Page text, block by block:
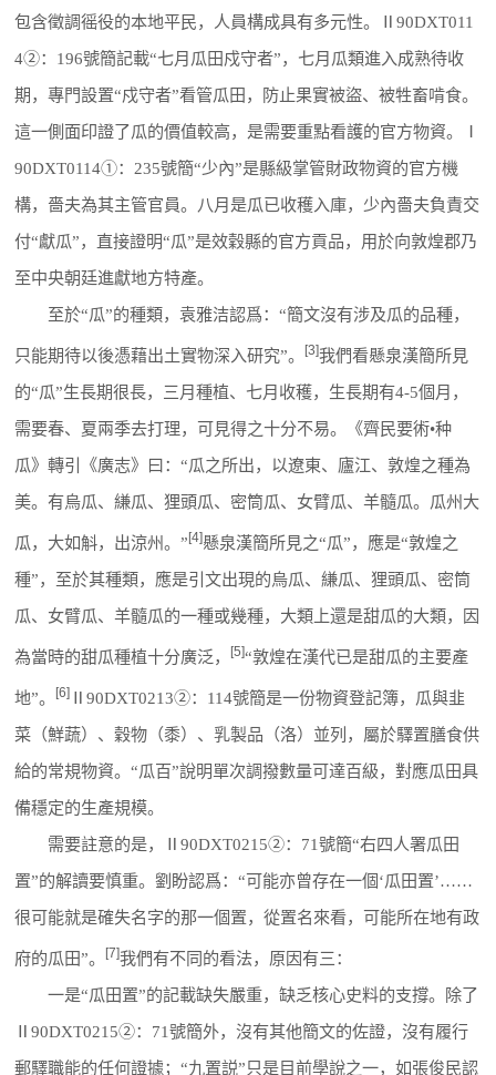
包含徵調徭役的本地平民，人員構成具有多元性。Ⅱ90DXT011
4②：196號簡記載“七月瓜田戍守者”，七月瓜類進入成熟待收
期，專門設置“戍守者”看管瓜田，防止果實被盜、被牲畜啃食。
這一側面印證了瓜的價值較高，是需要重點看護的官方物資。Ⅰ
90DXT0114①：235號簡“少內”是縣級掌管財政物資的官方機
構，嗇夫為其主管官員。八月是瓜已收穫入庫，少內嗇夫負責交
付“獻瓜”，直接證明“瓜”是效穀縣的官方貢品，用於向敦煌郡乃
至中央朝廷進獻地方特產。
至於“瓜”的種類，袁雅洁認爲：“簡文沒有涉及瓜的品種，
只能期待以後憑藉出土實物深入研究”。 [3]我們看懸泉漢簡所見
的“瓜”生長期很長，三月種植、七月收穫，生長期有4-5個月，
需要春、夏兩季去打理，可見得之十分不易。《齊民要術•种
瓜》轉引《廣志》曰：“瓜之所出，以遼東、廬江、敦煌之種為
美。有烏瓜、縑瓜、狸頭瓜、密筒瓜、女臂瓜、羊髓瓜。瓜州大
瓜，大如斛，出涼州。”[4]懸泉漢簡所見之“瓜”，應是“敦煌之
種”，至於其種類，應是引文出現的烏瓜、縑瓜、狸頭瓜、密筒
瓜、女臂瓜、羊髓瓜的一種或幾種，大類上還是甜瓜的大類，因
為當時的甜瓜種植十分廣泛， [5]“敦煌在漢代已是甜瓜的主要產
地”。 [6] Ⅱ90DXT0213②：114號簡是一份物資登記簿，瓜與韭
菜（鮮蔬）、穀物（黍）、乳製品（洛）並列，屬於驛置膳食供
給的常規物資。“瓜百”說明單次調撥數量可達百級，對應瓜田具
備穩定的生產規模。
需要註意的是，Ⅱ90DXT0215②：71號簡“右四人署瓜田
置”的解讀要慎重。劉盼認爲：“可能亦曾存在一個‘瓜田置’……
很可能就是確失名字的那一個置，從置名來看，可能所在地有政
府的瓜田”。 [7]我們有不同的看法，原因有三：
一是“瓜田置”的記載缺失嚴重，缺乏核心史料的支撐。除了
Ⅱ90DXT0215②：71號簡外，沒有其他簡文的佐證，沒有履行
郵驛職能的任何證據；“九置説”只是目前學說之一，如張俊民認